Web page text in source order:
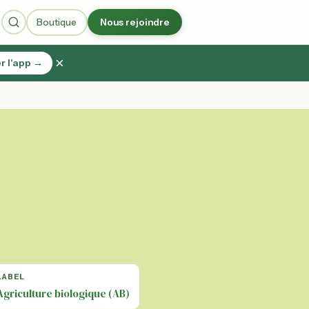
Boutique Nous rejoindre
l'app → ×
biologique (AB)